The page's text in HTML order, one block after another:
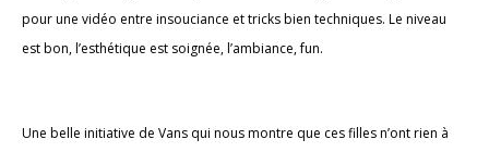
pour une vidéo entre insouciance et tricks bien techniques. Le niveau
est bon, l’esthétique est soignée, l’ambiance, fun.
Une belle initiative de Vans qui nous montre que ces filles n’ont rien à